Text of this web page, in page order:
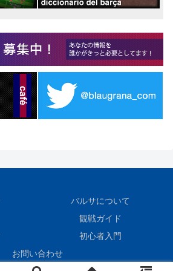
バルサについて
観戦ガイド
初心者入門
お問い合わせ